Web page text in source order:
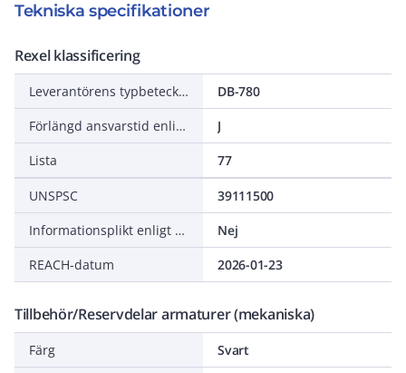
Tekniska specifikationer
Rexel klassificering
Leverantörens typbeteckning
DB-780
Förlängd ansvarstid enligt ALEM-09
J
Lista
77
UNSPSC
39111500
Informationsplikt enligt REACH
Nej
REACH-datum
2026-01-23
Tillbehör/Reservdelar armaturer (mekaniska)
Färg
Svart